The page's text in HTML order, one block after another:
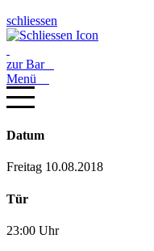
schliessen
zur Bar
Menü
Datum
Freitag 10.08.2018
Tür
23:00 Uhr